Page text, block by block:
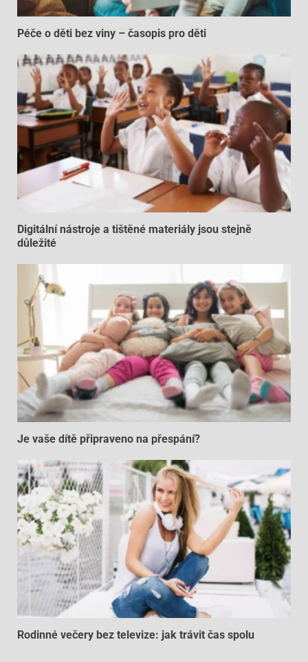
Péče o děti bez viny – časopis pro děti
Digitální nástroje a tištěné materiály jsou stejně
důležité
Je vaše dítě připraveno na přespání?
Rodinné večery bez televize: jak trávit čas spolu